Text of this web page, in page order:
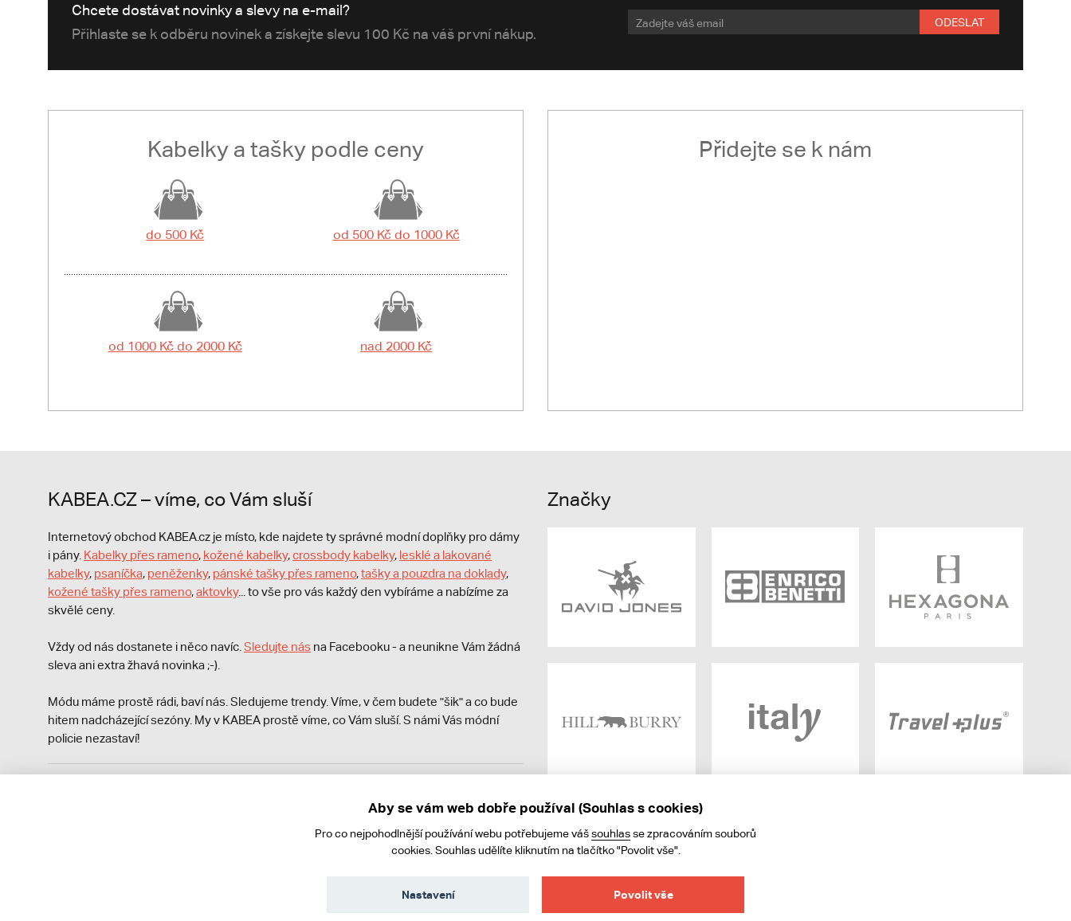
Chcete dostávat novinky a slevy na e-mail?
Přihlaste se k odběru novinek a získejte slevu 100 Kč na váš první nákup.
ODESLAT
Kabelky a tašky podle ceny
do 500 Kč od 500 Kč do 1000 Kč
od 1000 Kč do 2000 Kč nad 2000 Kč
Přidejte se k nám
KABEA.CZ – víme, co Vám sluší
Internetový obchod KABEA.cz je místo, kde najdete ty správné modní doplňky pro dámy
i pány. Kabelky přes rameno, kožené kabelky,crossbody kabelky, lesklé a lakované
kabelky, psaníčka, peněženky, pánské tašky přes rameno,tašky a pouzdra na doklady,
kožené tašky přes rameno,aktovky... to vše pro vás každý den vybíráme a nabízíme za
skvělé ceny.
Vždy od nás dostanete i něco navíc. Sledujte nás na Facebooku - a neunikne Vám žádná
sleva ani extra žhavá novinka ;-).
Módu máme prostě rádi, baví nás. Sledujeme trendy. Víme, v čem budete "šik" a co bude
hitem nadcházející sezóny. My v KABEA prostě víme, co Vám sluší. S námi Vás módní
policie nezastaví!
Zároveň je povinen zaevidovat přijatou tržbu u správce daně online; v případě
Značky
Aby se vám web dobře používal (Souhlas s cookies)
Pro co nejpohodlnější používání webu potřebujeme vášsouhlasse zpracováním souborů
cookies. Souhlas udělíte kliknutím na tlačítko "Povolit vše".
Povolit vše
Nastavení